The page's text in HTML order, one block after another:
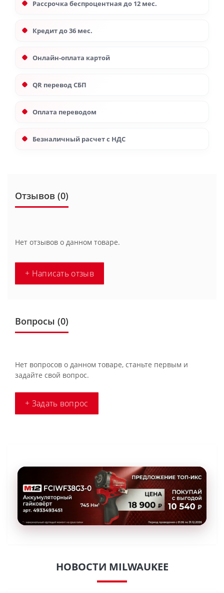
Рассрочка беспроцентная до 12 мес.
Кредит до 36 мес.
Онлайн-оплата картой
QR перевод СБП
Оплата переводом
Безналичный расчет с НДС
Отзывов (0)
Нет отзывов о данном товаре.
+ Написать отзыв
Вопросы (0)
Нет вопросов о данном товаре, станьте первым и
задайте свой вопрос.
+ Задать вопрос
НОВОСТИ MILWAUKEE